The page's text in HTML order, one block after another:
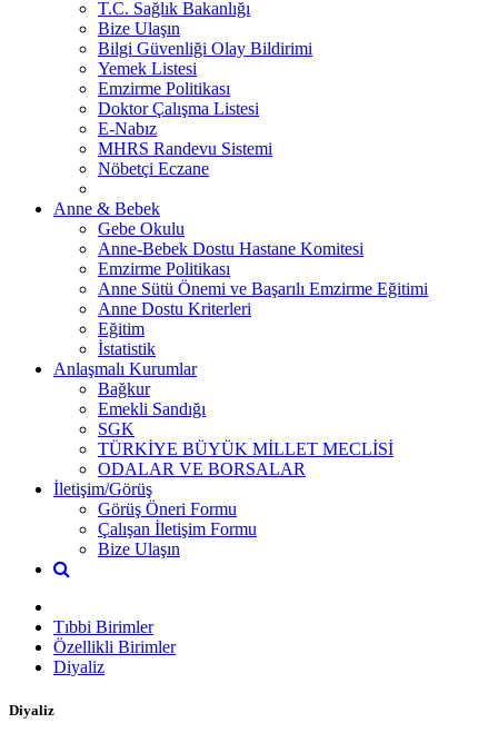
T.C. Sağlık Bakanlığı
Bize Ulaşın
Bilgi Güvenliği Olay Bildirimi
Yemek Listesi
Emzirme Politikası
Doktor Çalışma Listesi
E-Nabız
MHRS Randevu Sistemi
Nöbetçi Eczane
Anne & Bebek
Gebe Okulu
Anne-Bebek Dostu Hastane Komitesi
Emzirme Politikası
Anne Sütü Önemi ve Başarılı Emzirme Eğitimi
Anne Dostu Kriterleri
Eğitim
İstatistik
Anlaşmalı Kurumlar
Bağkur
Emekli Sandığı
SGK
TÜRKİYE BÜYÜK MİLLET MECLİSİ
ODALAR VE BORSALAR
İletişim/Görüş
Görüş Öneri Formu
Çalışan İletişim Formu
Bize Ulaşın
Tıbbi Birimler
Özellikli Birimler
Diyaliz
Diyaliz